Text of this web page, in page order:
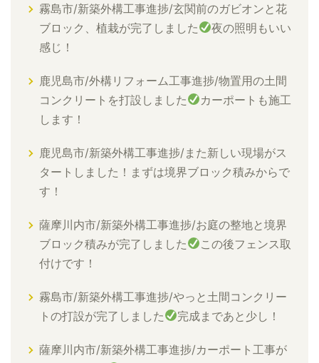
霧島市/新築外構工事進捗/玄関前のガビオンと花
ブロック、植栽が完了しました
夜の照明もいい
感じ！
鹿児島市/外構リフォーム工事進捗/物置用の土間
コンクリートを打設しました
カーポートも施工
します！
鹿児島市/新築外構工事進捗/また新しい現場がス
タートしました！まずは境界ブロック積みからで
す！
薩摩川内市/新築外構工事進捗/お庭の整地と境界
ブロック積みが完了しました
この後フェンス取
付けです！
霧島市/新築外構工事進捗/やっと土間コンクリー
トの打設が完了しました
完成まであと少し！
薩摩川内市/新築外構工事進捗/カーポート工事が